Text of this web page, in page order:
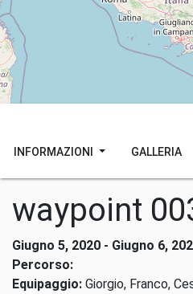
INFORMAZIONI GALLERIA
waypoint
Giugno 5, 2020 - Giugno 6,
Percorso:
Equipaggio: Giorgio, Franco,